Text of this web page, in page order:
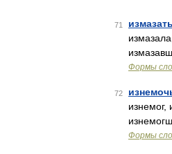
71 измазать
Формы
72
изнемог,
Формы